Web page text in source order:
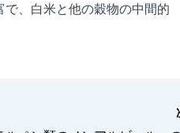
、白米と他の穀物の中間的